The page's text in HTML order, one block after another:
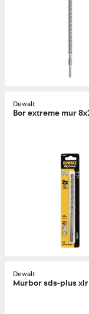
Dewalt
Bor extreme mur
Dewalt
Murbor sds-plus